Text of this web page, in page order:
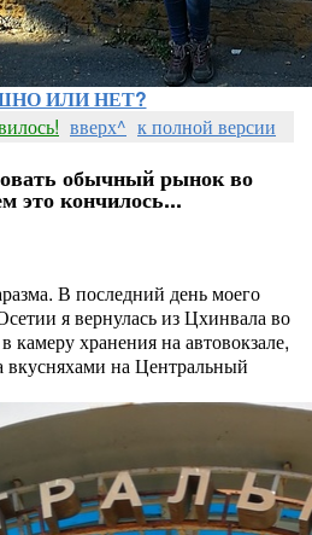
ИЛИ НЕТ?
вверх^ к полной версии
обычный рынок во
это кончилось...
В последний день моего
я вернулась из Цхинвала во
камеру хранения на автовокзале,
вкусняхами на Центральный